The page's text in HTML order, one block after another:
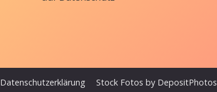
Datenschutzerklärung Stock Fotos by DepositPhotos